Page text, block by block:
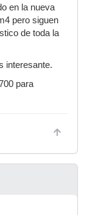
en la nueva
pero siguen
de toda la
interesante.
para